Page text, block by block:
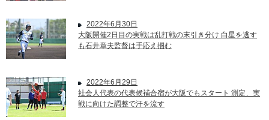
2022年6月30日
大阪開催2日目の実戦は乱打戦の末引き分け 白星を逃す
も石井章夫監督は手応え掴む
2022年6月29日
社会人代表の代表候補合宿が大阪でもスタート 測定、実
戦に向けた調整で汗を流す